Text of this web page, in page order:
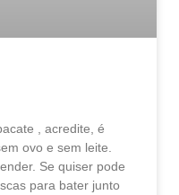
, acredite, é
ovo e sem leite.
Se quiser pode
para bater junto